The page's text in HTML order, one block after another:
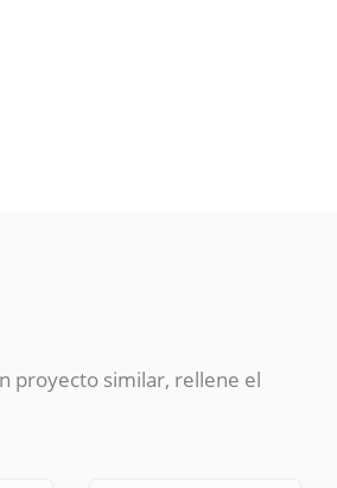
proyecto similar, rellene el